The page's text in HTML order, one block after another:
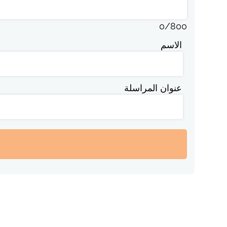
0/800
الاسم
عنوان المراسلة